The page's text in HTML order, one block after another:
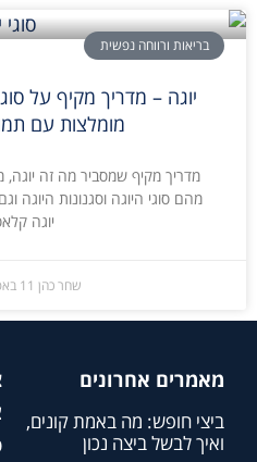
בריאות ורווחה נפשית
מומלצות עם
מדריך מקיף שמסביר מה זה יוגה,
יוגה
שחר כהן 11 באפריל 2021
מאמרים אחרונים
ביצי חופש: מה באמת קונים,
ואיך לבשל ביצה נכון